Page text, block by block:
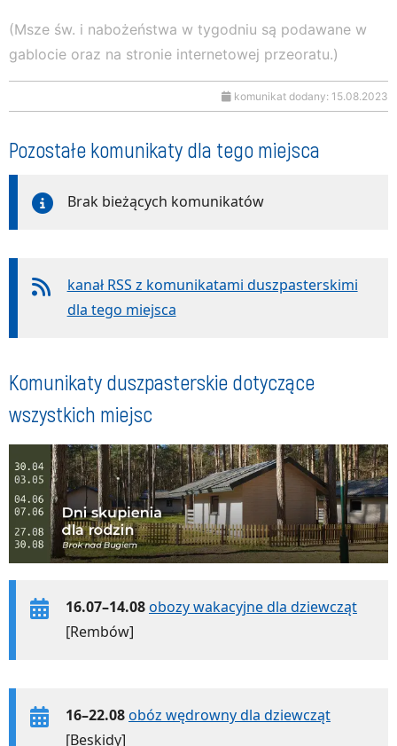
(Msze św. i nabożeństwa w tygodniu są podawane w
gablocie oraz na stronie internetowej przeoratu.)
komunikat dodany: 15.08.2023
Pozostałe komunikaty dla tego miejsca
Brak bieżących komunikatów
kanał RSS z komunikatami duszpasterskimi
dla tego miejsca
Komunikaty duszpasterskie dotyczące
wszystkich miejsc
16.07–14.08obozy wakacyjne dla dziewcząt
[Rembów]
16–22.08obóz wędrowny dla dziewcząt
[Beskidy]